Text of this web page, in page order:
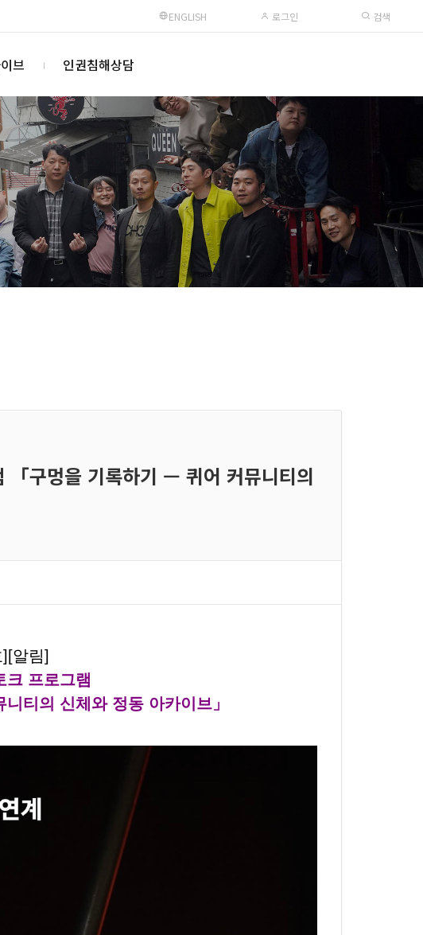
ENGLISH 로그인 검색
브 인권침해상담
구멍을 기록하기 — 퀴어 커뮤니티의
알림]
크 프로그램
티의 신체와 정동 아카이브」